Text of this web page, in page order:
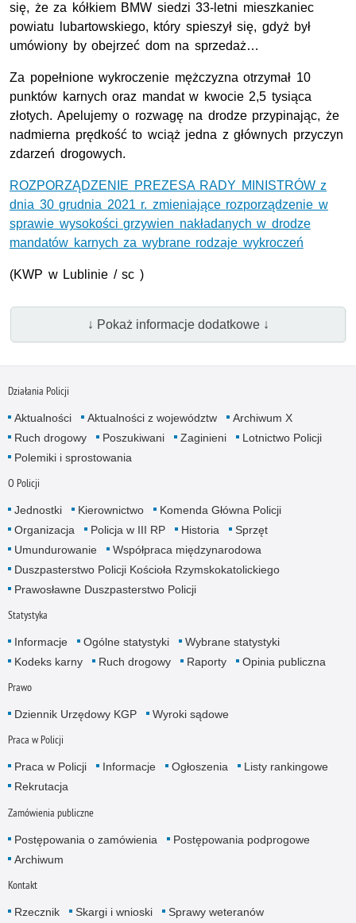
się, że za kółkiem BMW siedzi 33-letni mieszkaniec
powiatu lubartowskiego, który spieszył się, gdyż był
umówiony by obejrzeć dom na sprzedaż…
Za popełnione wykroczenie mężczyzna otrzymał 10
punktów karnych oraz mandat w kwocie 2,5 tysiąca
złotych. Apelujemy o rozwagę na drodze przypinając, że
nadmierna prędkość to wciąż jedna z głównych przyczyn
zdarzeń drogowych.
ROZPORZĄDZENIE PREZESA RADY MINISTRÓW z
dnia 30 grudnia 2021 r. zmieniające rozporządzenie w
sprawie wysokości grzywien nakładanych w drodze
mandatów karnych za wybrane rodzaje wykroczeń
(KWP w Lublinie / sc )
↓ Pokaż informacje dodatkowe ↓
Działania Policji
Aktualności Aktualności z województw
Archiwum X
Ruch drogowy
Poszukiwani Zaginieni
Lotnictwo Policji
Polemiki i sprostowania
O Policji
Jednostki Kierownictwo
Komenda Główna Policji
Organizacja
Policja w III RP Historia
Sprzęt
Umundurowanie
Współpraca międzynarodowa
Duszpasterstwo Policji Kościoła Rzymskokatolickiego
Prawosławne Duszpasterstwo Policji
Statystyka
Informacje Ogólne statystyki
Wybrane statystyki
Kodeks karny
Ruch drogowy Raporty Opinia publiczna
Prawo
Dziennik Urzędowy KGP Wyroki sądowe
Praca w Policji
Praca w Policji Informacje Ogłoszenia
Listy rankingowe
Rekrutacja
Zamówienia publiczne
Postępowania o zamówienia
Postępowania podprogowe
Archiwum
Kontakt
Rzecznik Skargi i wnioski Sprawy weteranów